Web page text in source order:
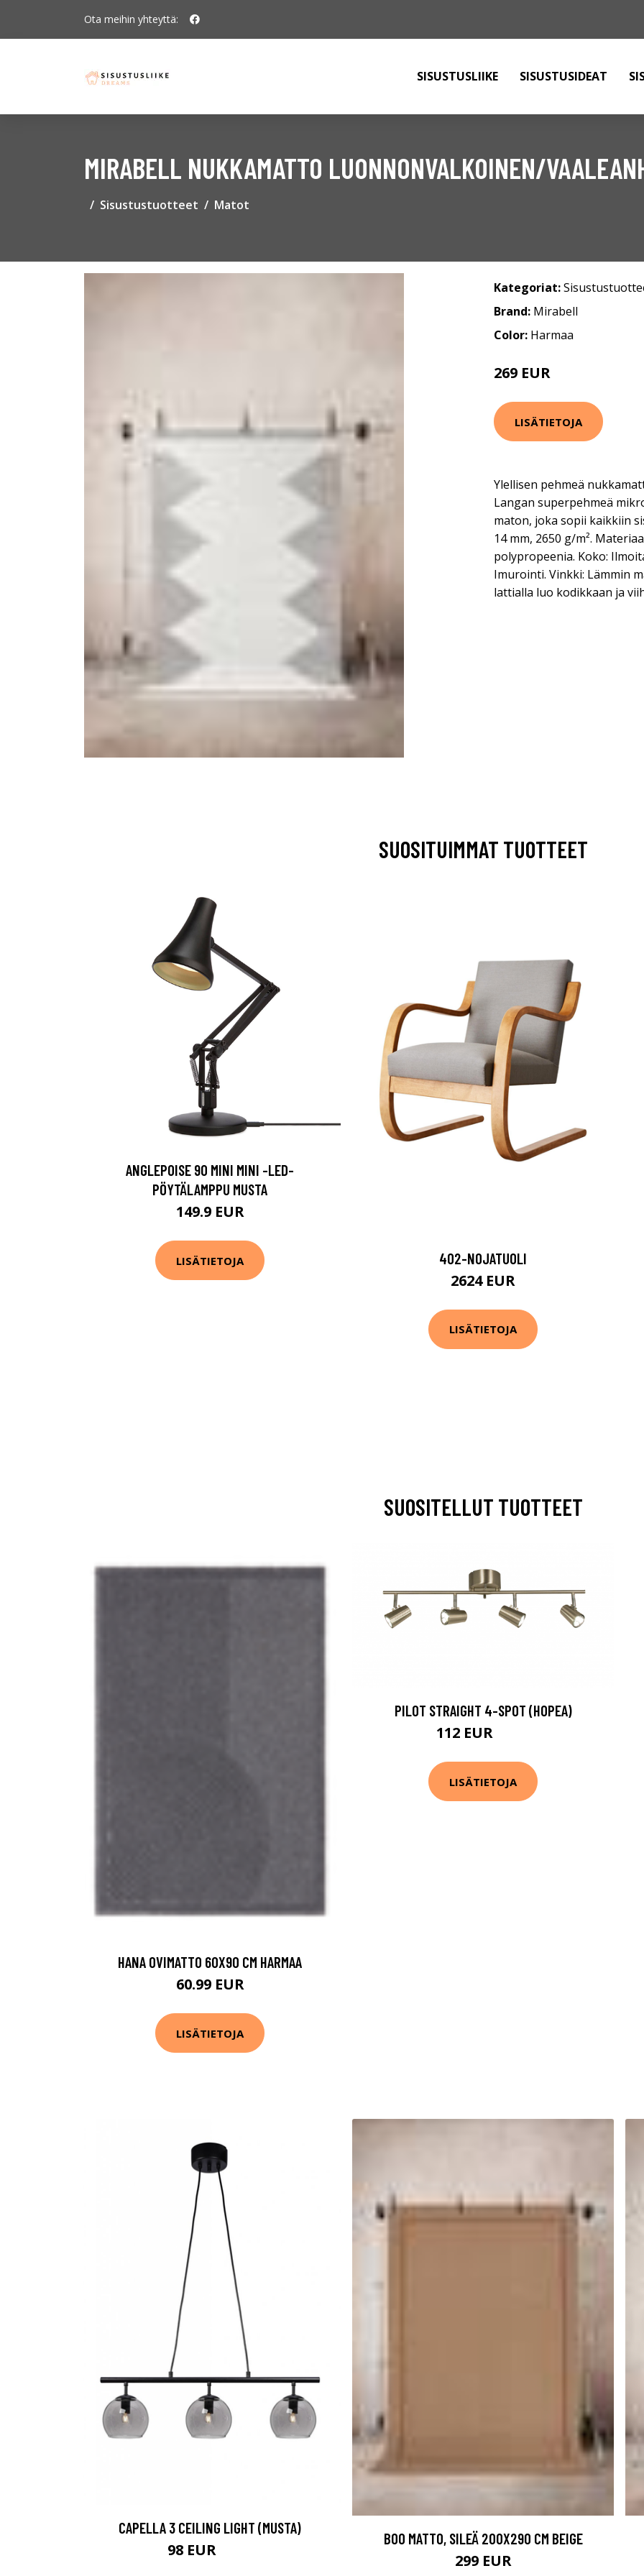
Ota meihin yhteyttä:
SISUSTUSLIIKE SISUSTUSIDEAT
MIRABELL NUKKAMATTO LUONNONVALKOINEN/
Sisustustuotteet Matot
Kategoriat:
Brand: Mirabell
Color: Harmaa
269 EUR
LISÄTIETOJA
Ylellisen pehmeä
Langan superpehmeä
maton, joka sopii kaikkiin
14 mm, 2650 g/m².
polypropeenia. Koko:
Imurointi. Vinkki: Lämmin
lattialla luo kodikkaan ja
SUOSITUIMMAT TUOTTEET
ANGLEPOISE 90 MINI MINI -LED-
PÖYTÄLAMPPU MUSTA
149.9 EUR
LISÄTIETOJA 402-NOJATUOLI
2624 EUR
LISÄTIETOJA
SUOSITELLUT TUOTTEET
HANA OVIMATTO 60X90 CM HARMAA
60.99 EUR
LISÄTIETOJA
PILOT STRAIGHT 4-SPOT (HOPEA)
112 EUR
LISÄTIETOJA
CAPELLA 3 CEILING LIGHT (MUSTA)
98 EUR
BOO MATTO, SILEÄ 200X290 CM BEIGE
299 EUR